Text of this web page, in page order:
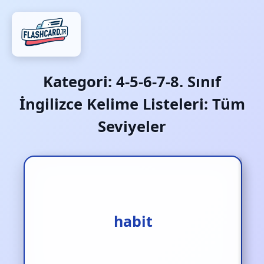
Kategori: 4-5-6-7-8. Sınıf
İngilizce Kelime Listeleri: Tüm
Seviyeler
habit
alışkanlık